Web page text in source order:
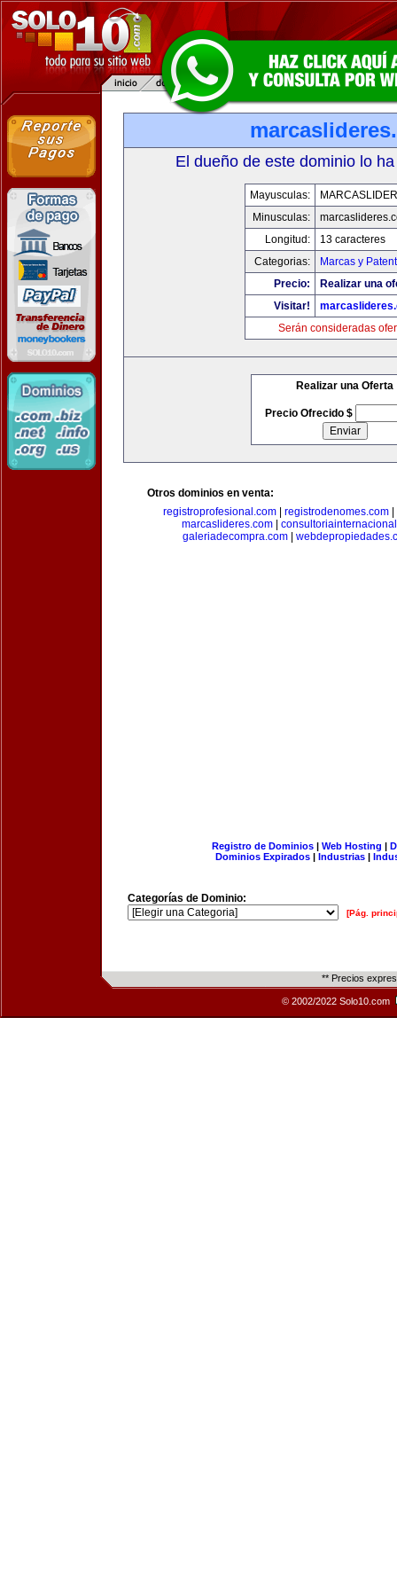
El dueño de este dominio lo
Mayusculas:
Minusculas:
Longitud:
13 caracteres
Categorias:
Marcas y
Precio:
Realizar una
Visitar!
Serán consideradas
Realizar una Oferta
Precio Ofrecido $
Otros dominios en venta:
registroprofesional.com| registrodenomes.com|
marcaslideres.com
galeriadecompra.com|
Registro de Dominios| Web Hosting |
Dominios Expirados | Industrias |
Categorías de Dominio:
[Pág.
** Precios
© 2002/2022 Solo10.com